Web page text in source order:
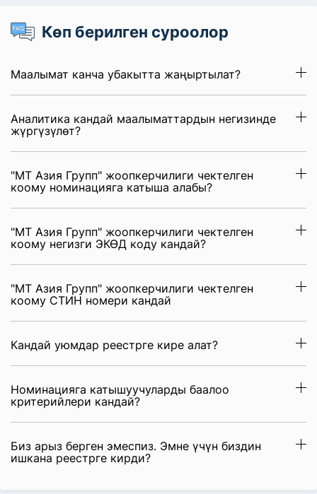
Көп берилген суроолор
Маалымат канча убакытта жаңыртылат?
Аналитика кандай маалыматтардын негизинде
жүргүзүлөт?
"МТ Азия Групп" жоопкерчилиги чектелген
коому номинацияга катыша алабы?
"МТ Азия Групп" жоопкерчилиги чектелген
коому негизги ЭКӨД коду кандай?
"МТ Азия Групп" жоопкерчилиги чектелген
коому СТИН номери кандай
Кандай уюмдар реестрге кире алат?
Номинацияга катышуучуларды баалоо
критерийлери кандай?
Биз арыз берген эмеспиз. Эмне үчүн биздин
ишкана реестрге кирди?